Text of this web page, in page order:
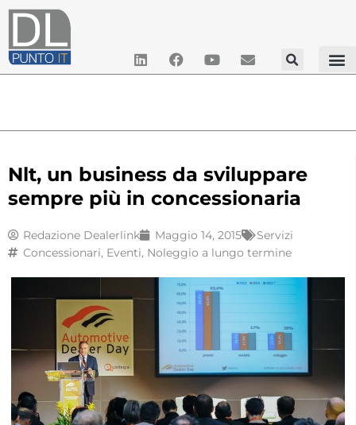
Nlt, un business da sviluppare
sempre più in concessionaria
Redazione Dealerlink Maggio 14, 2015
Servizi
Concessionari, Eventi, Noleggio a lungo termine